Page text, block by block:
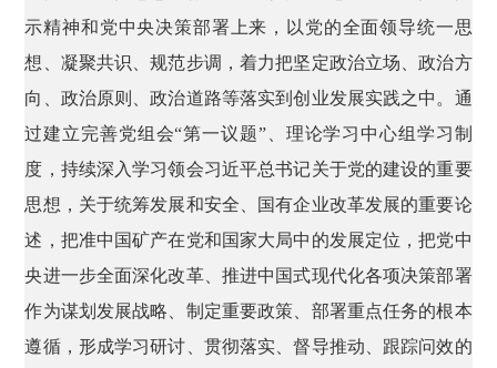
示精神和党中央决策部署上来，以党的全面领导统一思
想、凝聚共识、规范步调，着力把坚定政治立场、政治方
向、政治原则、政治道路等落实到创业发展实践之中。通
过建立完善党组会“第一议题”、理论学习中心组学习制
度，持续深入学习领会习近平总书记关于党的建设的重要
思想，关于统筹发展和安全、国有企业改革发展的重要论
述，把准中国矿产在党和国家大局中的发展定位，把党中
央进一步全面深化改革、推进中国式现代化各项决策部署
作为谋划发展战略、制定重要政策、部署重点任务的根本
遵循，形成学习研讨、贯彻落实、督导推动、跟踪问效的